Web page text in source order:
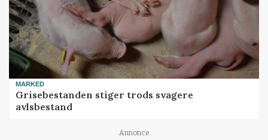
MARKED
Grisebestanden stiger trods svagere
avlsbestand
Annonce